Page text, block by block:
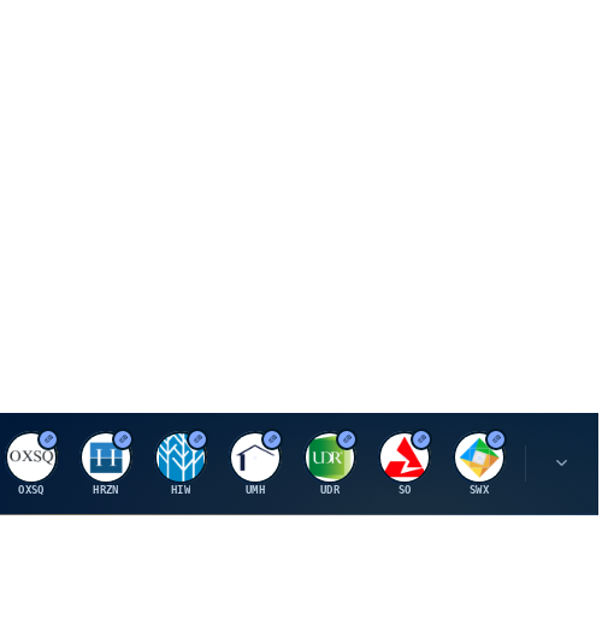
O
OXSQ
H
HRZN
H
HIW
U
UMH
U
UDR
S
SO
S
SWX
S